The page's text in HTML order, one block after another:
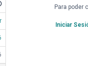
Para poder
Iniciar